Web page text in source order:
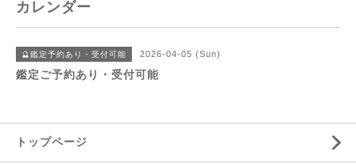
カレンダー
🔮鑑定予約あり・受付可能 2026-04-05 (Sun)
鑑定ご予約あり・受付可能
トップページ